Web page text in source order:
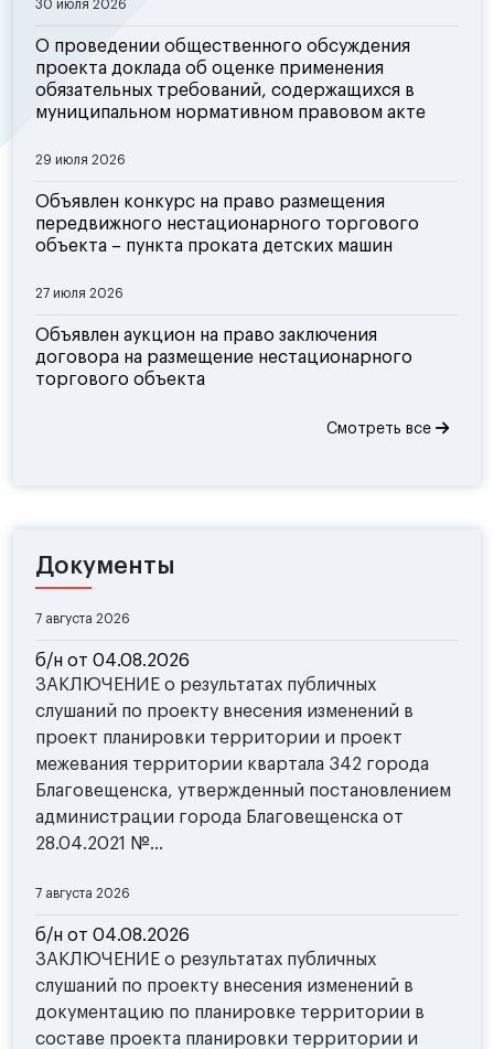
30 июля 2026
О проведении общественного обсуждения
проекта доклада об оценке применения
обязательных требований, содержащихся в
муниципальном нормативном правовом акте
29 июля 2026
Объявлен конкурс на право размещения
передвижного нестационарного торгового
объекта – пункта проката детских машин
27 июля 2026
Объявлен аукцион на право заключения
договора на размещение нестационарного
торгового объекта
Смотреть все
Документы
7 августа 2026
б/н от 04.08.2026
ЗАКЛЮЧЕНИЕ о результатах публичных
слушаний по проекту внесения изменений в
проект планировки территории и проект
межевания территории квартала 342 города
Благовещенска, утвержденный постановлением
администрации города Благовещенска от
28.04.2021 №...
7 августа 2026
б/н от 04.08.2026
ЗАКЛЮЧЕНИЕ о результатах публичных
слушаний по проекту внесения изменений в
документацию по планировке территории в
составе проекта планировки территории и